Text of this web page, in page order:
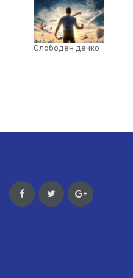
Слободен дечко